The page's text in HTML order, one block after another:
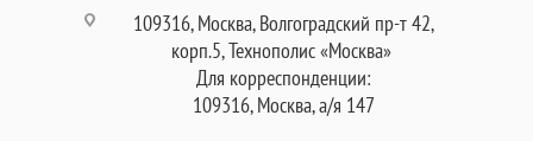
109316, Москва, Волгоградский пр-т 42,
корп.5, Технополис «Москва»
Для корреспонденции:
109316, Москва, а/я 147